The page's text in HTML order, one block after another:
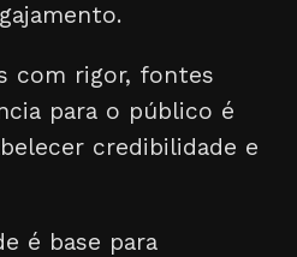
com rigor, fontes
para o público é
credibilidade e
é base para